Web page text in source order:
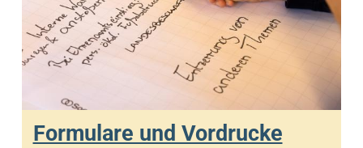
Formulare und Vordrucke